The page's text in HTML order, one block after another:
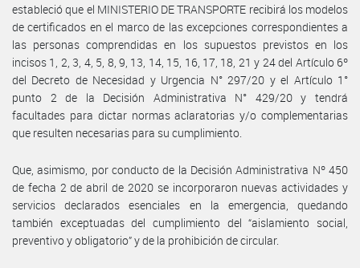
estableció que el MINISTERIO DE TRANSPORTE recibirá los modelos
de certificados en el marco de las excepciones correspondientes a
las personas comprendidas en los supuestos previstos en los
incisos 1, 2, 3, 4, 5, 8, 9, 13, 14, 15, 16, 17, 18, 21 y 24 del Artículo 6º
del Decreto de Necesidad y Urgencia N° 297/20 y el Artículo 1°
punto 2 de la Decisión Administrativa N° 429/20 y tendrá
facultades para dictar normas aclaratorias y/o complementarias
que resulten necesarias para su cumplimiento.
Que, asimismo, por conducto de la Decisión Administrativa Nº 450
de fecha 2 de abril de 2020 se incorporaron nuevas actividades y
servicios declarados esenciales en la emergencia, quedando
también exceptuadas del cumplimiento del “aislamiento social,
preventivo y obligatorio” y de la prohibición de circular.